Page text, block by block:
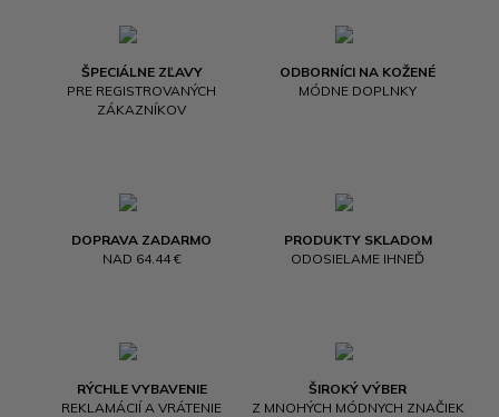
ŠPECIÁLNE ZĽAVY
PRE REGISTROVANÝCH
ZÁKAZNÍKOV
ODBORNÍCI NA KOŽENÉ
MÓDNE DOPLNKY
DOPRAVA ZADARMO
NAD 64.44 €
PRODUKTY SKLADOM
ODOSIELAME IHNEĎ
RÝCHLE VYBAVENIE
REKLAMÁCIÍ A VRÁTENIE
ŠIROKÝ VÝBER
Z MNOHÝCH MÓDNYCH ZNAČIEK